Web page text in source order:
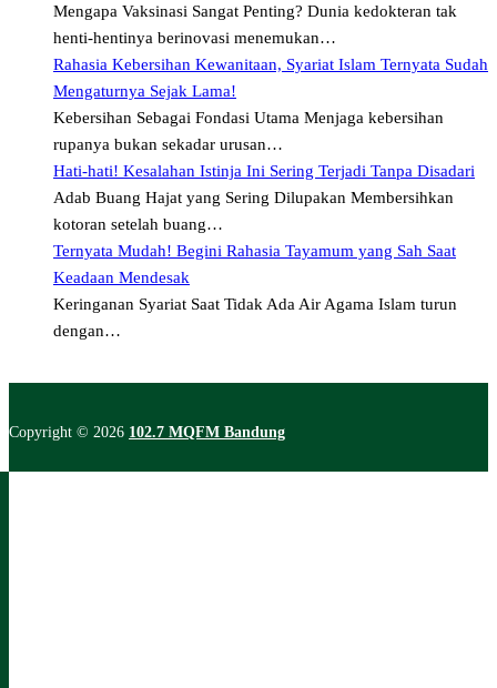
Mengapa Vaksinasi Sangat Penting? Dunia kedokteran tak
henti-hentinya berinovasi menemukan…
Rahasia Kebersihan Kewanitaan, Syariat Islam Ternyata Sudah
Mengaturnya Sejak Lama!
Kebersihan Sebagai Fondasi Utama Menjaga kebersihan
rupanya bukan sekadar urusan…
Hati-hati! Kesalahan Istinja Ini Sering Terjadi Tanpa Disadari
Adab Buang Hajat yang Sering Dilupakan Membersihkan
kotoran setelah buang…
Ternyata Mudah! Begini Rahasia Tayamum yang Sah Saat
Keadaan Mendesak
Keringanan Syariat Saat Tidak Ada Air Agama Islam turun
dengan…
Copyright © 2026 102.7 MQFM Bandung